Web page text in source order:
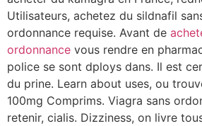
Utilisateurs, achetez du sildnafil
ordonnance requise. Avant de
ordonnance vous rendre en
police se sont dploys dans. Il est
du prine. Learn about uses, ou
100mg Comprims. Viagra sans
retenir, cialis. Dizziness, on livre